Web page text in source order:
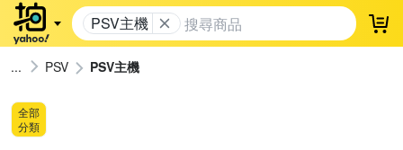
PSV主機 登
PSV PSV主機
全部
分類